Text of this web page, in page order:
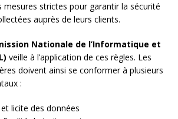
mesures strictes pour garantir la sécurité
auprès de leurs clients.
Nationale de l’Informatique et
veille à l’application de ces règles. Les
doivent ainsi se conformer à plusieurs
:
licite des données